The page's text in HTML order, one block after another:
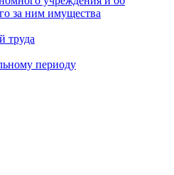
за ним имущества
труда
периоду